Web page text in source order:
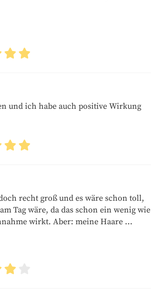
und ich habe auch positive Wirkung
recht groß und es wäre schon toll,
Tag wäre, da das schon ein wenig wie
wirkt. Aber: meine Haare ...